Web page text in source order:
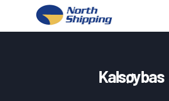
Kalsøybas